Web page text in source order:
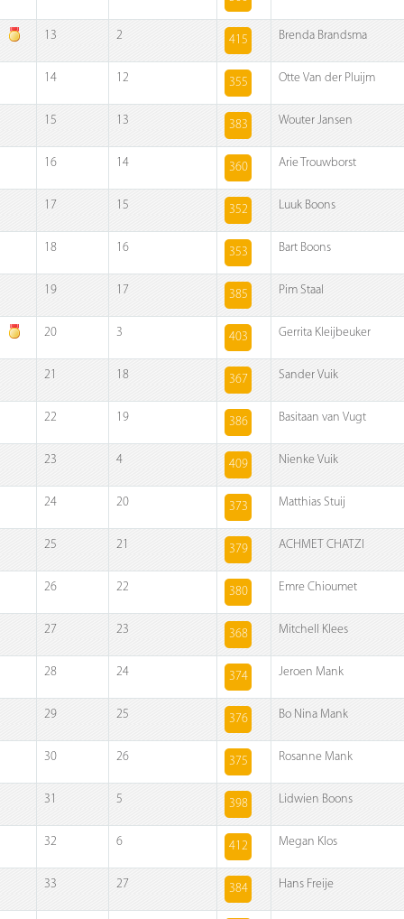
13 2 415 Brenda Brandsma
14 12 355 Otte Van der Pluijm
15 13 383 Wouter Jansen
16 14 360 Arie Trouwborst
17 15 352 Luuk Boons
18 16 353 Bart Boons
19 17 385 Pim Staal
20 3 403 Gerrita Kleijbeuker
21 18 367 Sander Vuik
22 19 386 Basitaan van Vugt
23 4 409 Nienke Vuik
24 20 373 Matthias Stuij
25 21 379 ACHMET CHATZI
26 22 380 Emre Chioumet
27 23 368 Mitchell Klees
28 24 374 Jeroen Mank
29 25 376 Bo Nina Mank
30 26 375 Rosanne Mank
31 5 398 Lidwien Boons
32 6 412 Megan Klos
33 27 384 Hans Freije